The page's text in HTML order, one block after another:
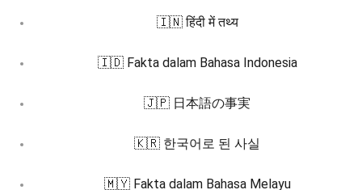
🇮🇳 हिंदी में तथ्य
🇮🇩 Fakta dalam Bahasa Indonesia
🇯🇵 日本語の事実
🇰🇷 한국어로 된 사실
🇲🇾 Fakta dalam Bahasa Melayu